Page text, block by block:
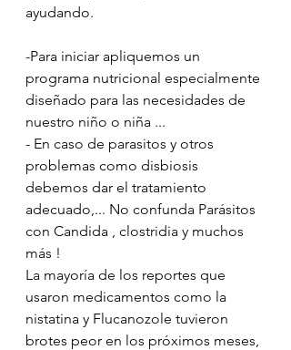
ayudando.
-Para iniciar apliquemos un
programa nutricional especialmente
diseñado para las necesidades de
nuestro niño o niña ...
- En caso de parasitos y otros
problemas como disbiosis
debemos dar el tratamiento
adecuado,... No confunda Parásitos
con Candida , clostridia y muchos
más !
La mayoría de los reportes que
usaron medicamentos como la
nistatina y Flucanozole tuvieron
brotes peor en los próximos meses,